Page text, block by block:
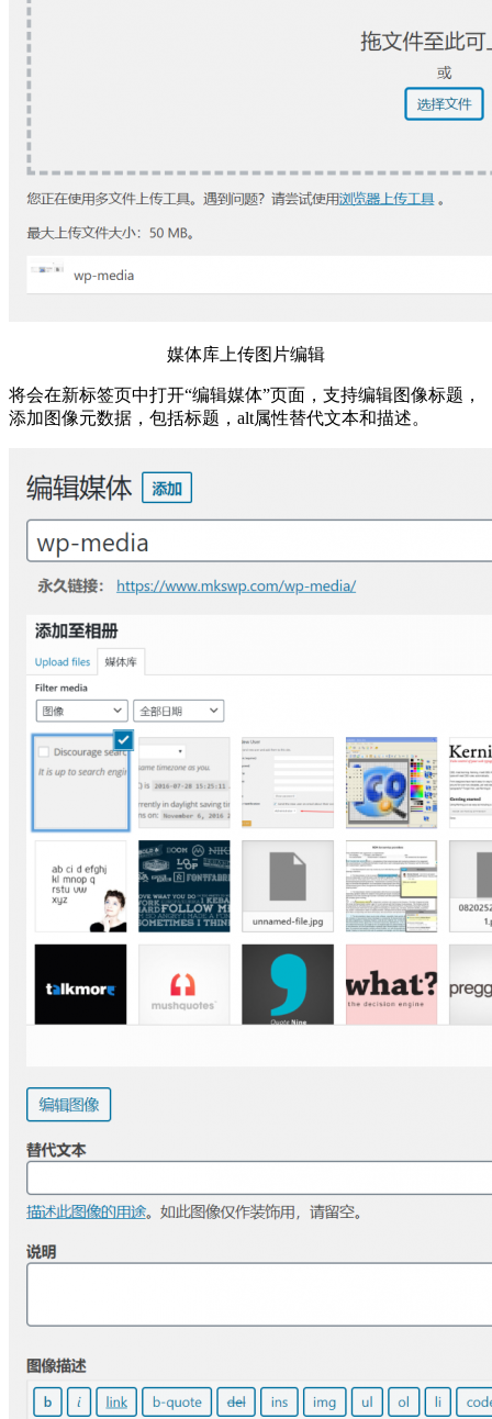
媒体库上传图片编辑
将会在新标签页中打开“编辑媒体”页面，支持编辑图像标题，
添加图像元数据，包括标题，alt属性替代文本和描述。